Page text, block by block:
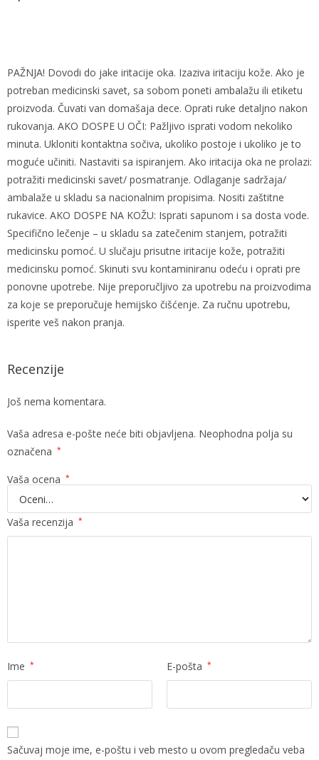
PAŽNJA! Dovodi do jake iritacije oka. Izaziva iritaciju kože. Ako je
potreban medicinski savet, sa sobom poneti ambalažu ili etiketu
proizvoda. Čuvati van domašaja dece. Oprati ruke detaljno nakon
rukovanja. AKO DOSPE U OČI: Pažljivo isprati vodom nekoliko
minuta. Ukloniti kontaktna sočiva, ukoliko postoje i ukoliko je to
moguće učiniti. Nastaviti sa ispiranjem. Ako iritacija oka ne prolazi:
potražiti medicinski savet/ posmatranje. Odlaganje sadržaja/
ambalaže u skladu sa nacionalnim propisima. Nositi zaštitne
rukavice. AKO DOSPE NA KOŽU: Isprati sapunom i sa dosta vode.
Specifično lečenje – u skladu sa zatečenim stanjem, potražiti
medicinsku pomoć. U slučaju prisutne iritacije kože, potražiti
medicinsku pomoć. Skinuti svu kontaminiranu odeću i oprati pre
ponovne upotrebe. Nije preporučljivo za upotrebu na proizvodima
za koje se preporučuje hemijsko čišćenje. Za ručnu upotrebu,
isperite veš nakon pranja.
Recenzije
Još nema komentara.
Vaša adresa e-pošte neće biti objavljena. Neophodna polja su
označena *
Vaša ocena *
Vaša recenzija *
Ime * E-pošta *
Sačuvaj moje ime, e-poštu i veb mesto u ovom pregledaču veba